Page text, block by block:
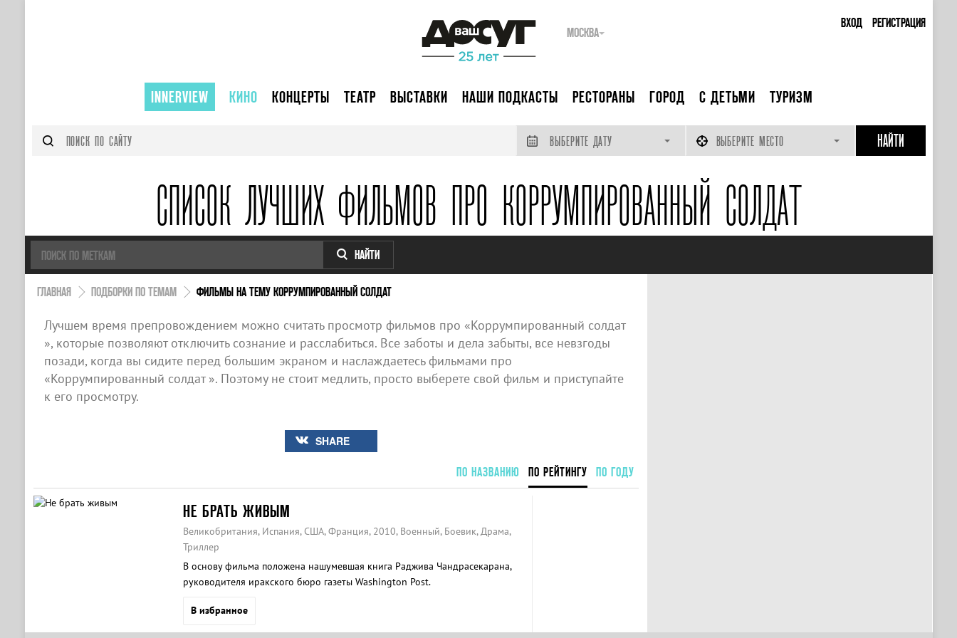
ВХОД РЕГИСТРАЦИЯ
МОСКВА
INNERVIEW КИНО КОНЦЕРТЫ ТЕАТР ВЫСТАВКИ НАШИ ПОДКАСТЫ РЕСТОРАНЫ ГОРОД С ДЕТЬМИ ТУРИЗМ
ВЫБЕРИТЕ ДАТУ ВЫБЕРИТЕ МЕСТО
СПИСОК ЛУЧШИХ ФИЛЬМОВ ПРО КОРРУМПИРОВАННЫЙ СОЛДАТ
НАЙТИ
ГЛАВНАЯ ПОДБОРКИ ПО ТЕМАМ ФИЛЬМЫ НА ТЕМУ КОРРУМПИРОВАННЫЙ СОЛДАТ
Лучшем время препровождением можно считать просмотр фильмов про «Коррумпированный солдат
», которые позволяют отключить сознание и расслабиться. Все заботы и дела забыты, все невзгоды
позади, когда вы сидите перед большим экраном и наслаждаетесь фильмами про
«Коррумпированный солдат ». Поэтому не стоит медлить, просто выберете свой фильм и приступайте
к его просмотру.
SHARE
ПО НАЗВАНИЮ ПО РЕЙТИНГУ ПО ГОДУ
НЕ БРАТЬ ЖИВЫМ
Великобритания, Испания, США, Франция, 2010, Военный, Боевик, Драма,
Триллер
В основу фильма положена нашумевшая книга Раджива Чандрасекарана,
руководителя иракского бюро газеты Washington Post.
В избранное